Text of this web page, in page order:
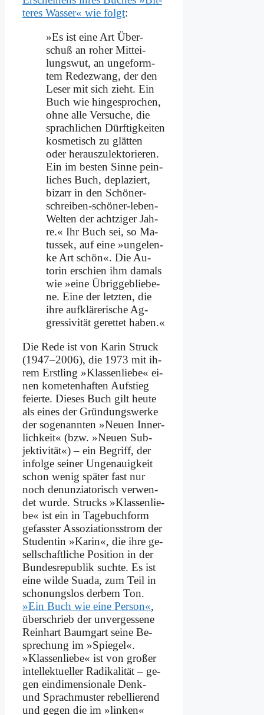
te­res Was­ser« wie folgt:
»Es ist ei­ne Art Über­
schuß an ro­her Mit­tei­
lungs­wut, an un­ge­form­
tem Re­de­zwang, der den
Le­ser mit sich zieht. Ein
Buch wie hin­ge­spro­chen,
oh­ne al­le Ver­su­che, die
sprach­li­chen Dürf­tig­kei­ten
kos­me­tisch zu glät­ten
oder her­aus­zu­lek­to­rie­ren.
Ein im be­sten Sin­ne pein­
li­ches Buch, de­pla­ziert,
bi­zarr in den Schö­ner-
schrei­ben-schö­ner-le­ben-
Wel­ten der acht­zi­ger Jah­
re.« Ihr Buch sei, so Ma­
tus­sek, auf ei­ne »un­ge­len­
ke Art schön«. Die Au­
torin er­schien ihm da­mals
wie »ei­ne Üb­rig­ge­blie­be­
ne. Ei­ne der letz­ten, die
ih­re auf­klä­re­ri­sche Ag­
gres­si­vi­tät ge­ret­tet ha­ben.«
Die Re­de ist von Ka­rin Struck
(1947–2006), die 1973 mit ih­
rem Erst­ling »Klas­sen­lie­be« ei­
nen ko­me­ten­haf­ten Auf­stieg
fei­er­te. Die­ses Buch gilt heu­te
als ei­nes der Gründungs­werke
der so­ge­nann­ten »Neu­en In­ner­
lich­keit« (bzw. »Neu­en Sub­
jek­ti­vi­tät«) – ein Be­griff, der
in­fol­ge sei­ner Un­ge­nau­ig­keit
schon we­nig spä­ter fast nur
noch de­nun­zia­to­risch ver­wen­
det wur­de. Strucks »Klas­sen­lie­
be« ist ein in Ta­ge­buch­form
ge­fass­ter Assoziations­strom der
Stu­den­tin »Ka­rin«, die ih­re ge­
sell­schaft­li­che Po­si­ti­on in der
Bundes­republik such­te. Es ist
ei­ne wil­de Sua­da, zum Teil in
scho­nungs­los der­bem Ton.
»Ein Buch wie ei­ne Per­son«,
über­schrieb der un­ver­ges­se­ne
Rein­hart Baum­gart sei­ne Be­
spre­chung im »Spie­gel«.
»Klas­sen­lie­be« ist von gro­ßer
in­tel­lek­tu­el­ler Ra­di­ka­li­tät – ge­
gen ein­di­men­sio­na­le Denk-
und Sprach­mu­ster re­bel­lie­rend
und ge­gen die im »lin­ken«